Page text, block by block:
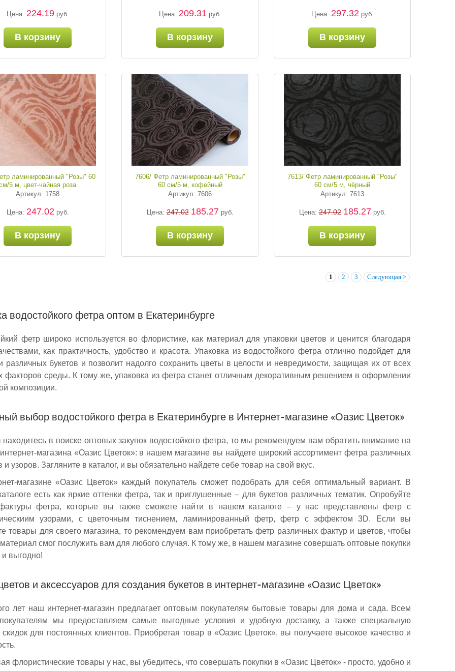
Цена: 224.19руб.
В корзину
Цена: 209.31руб.
В корзину
Цена: 297.32руб.
В корзину
ламинированный "Розы" 60
5 м, цвет-чайная роза
Артикул: 1758
Цена: 247.02руб.
В корзину
7606/ Фетр ламинированный "Розы"
60 см/5 м, кофейный
Артикул: 7606
Цена:247.02 185.27 руб.
В корзину
7613/ Фетр ламинированный "Розы"
60 см/5 м, чёрный
Артикул: 7613
Цена:247.02 185.27 руб.
В корзину
1 2 3 Следующая >
водостойкого фетра оптом в Екатеринбурге
фетр широко используется во флористике, как материал для упаковки цветов и ценится благодаря
как практичность, удобство и красота. Упаковка из водостойкого фетра отлично подойдет для
различных букетов и позволит надолго сохранить цветы в целости и невредимости, защищая их от всех
факторов среды. К тому же, упаковка из фетра станет отличным декоративным решением в оформлении
композиции.
выбор водостойкого фетра в Екатеринбурге в Интернет-магазине «Оазис Цветок»
в поиске оптовых закупок водостойкого фетра, то мы рекомендуем вам обратить внимание на
интернет-магазина «Оазис Цветок»: в нашем магазине вы найдете широкий ассортимент фетра различных
и узоров. Загляните в каталог, и вы обязательно найдете себе товар на свой вкус.
магазине «Оазис Цветок» каждый покупатель сможет подобрать для себя оптимальный вариант. В
есть как яркие оттенки фетра, так и приглушенные – для букетов различных тематик. Опробуйте
фетра, которые вы также сможете найти в нашем каталоге – у нас представлены фетр с
узорами, с цветочным тиснением, ламинированный фетр, фетр с эффектом 3D. Если вы
товары для своего магазина, то рекомендуем вам приобретать фетр различных фактур и цветов, чтобы
смог послужить вам для любого случая. К тому же, в нашем магазине совершать оптовые покупки
и выгодно!
и аксессуаров для создания букетов в интернет-магазине «Оазис Цветок»
лет наш интернет-магазин предлагает оптовым покупателям бытовые товары для дома и сада. Всем
мы предоставляем самые выгодные условия и удобную доставку, а также специальную
скидок для постоянных клиентов. Приобретая товар в «Оазис Цветок», вы получаете высокое качество и
флористические товары у нас, вы убедитесь, что совершать покупки в «Оазис Цветок» - просто, удобно и